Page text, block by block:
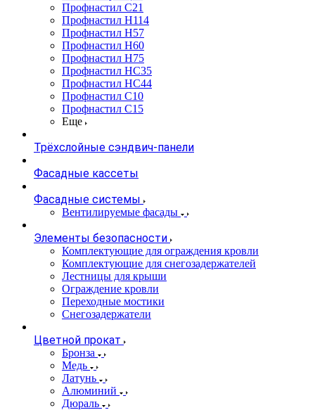
Профнастил C21
Профнастил Н114
Профнастил Н57
Профнастил Н60
Профнастил Н75
Профнастил НС35
Профнастил НС44
Профнастил С10
Профнастил С15
Еще
Трёхслойные сэндвич-панели
Фасадные кассеты
Фасадные системы
Вентилируемые фасады
Элементы безопасности
Комплектующие для ограждения кровли
Комплектующие для снегозадержателей
Лестницы для крыши
Ограждение кровли
Переходные мостики
Снегозадержатели
Цветной прокат
Бронза
Медь
Латунь
Алюминий
Дюраль